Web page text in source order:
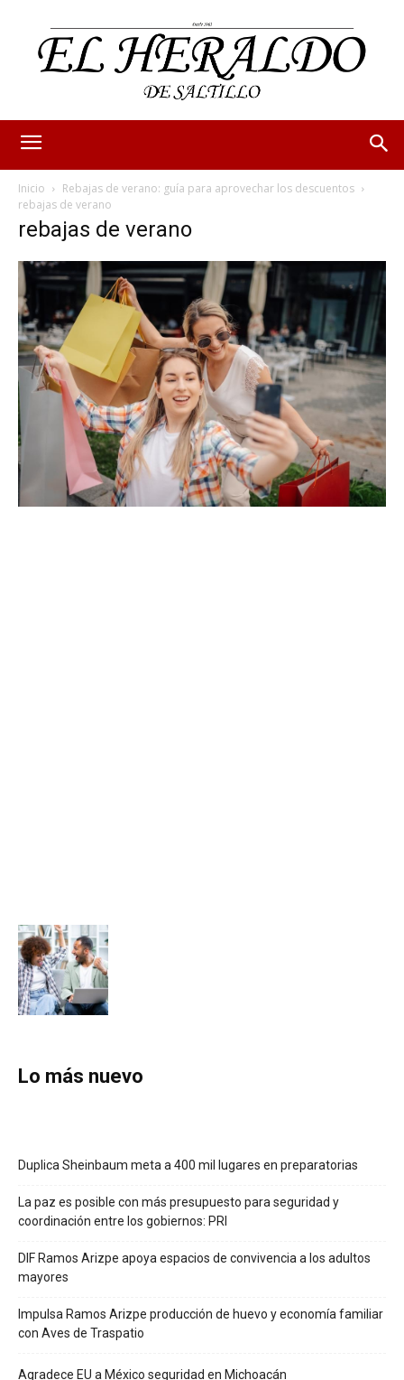
Inicio
Rebajas de verano: guía para aprovechar los descuentos
rebajas de verano
rebajas de verano
Lo más nuevo
Duplica Sheinbaum meta a 400 mil lugares en preparatorias
La paz es posible con más presupuesto para seguridad y
coordinación entre los gobiernos: PRI
DIF Ramos Arizpe apoya espacios de convivencia a los adultos
mayores
Impulsa Ramos Arizpe producción de huevo y economía familiar
con Aves de Traspatio
Agradece EU a México seguridad en Michoacán